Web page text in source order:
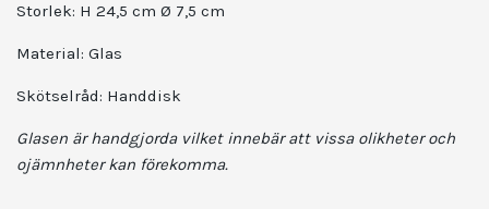
Storlek: H 24,5 cm Ø 7,5 cm
Material: Glas
Skötselråd: Handdisk
Glasen är handgjorda vilket innebär att vissa olikheter och
ojämnheter kan förekomma.